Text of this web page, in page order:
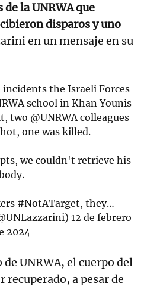
de la UNRWA que
disparos y uno
en un mensaje en su
the Israeli Forces
school in Khan Younis
two @UNRWAcolleagues
one was killed.
we couldn't retrieve his
#NotATarget, they…
12 de febrero
2024
UNRWA, el cuerpo del
recuperado, a pesar de